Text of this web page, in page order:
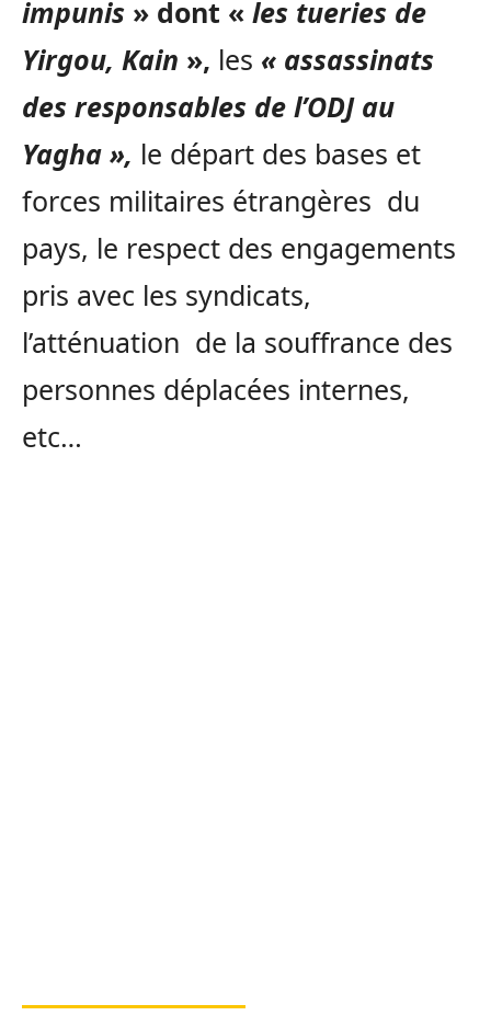
impunis » dont « les tueries de
Yirgou, Kain », les « assassinats
des responsables de l’ODJ au
Yagha », le départ des bases et
forces militaires étrangères du
pays, le respect des engagements
pris avec les syndicats,
l’atténuation de la souffrance des
personnes déplacées internes,
etc…